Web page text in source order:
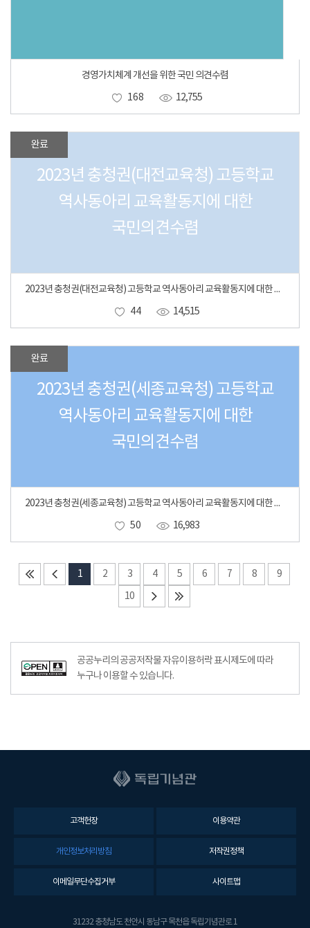
경영가치체계 개선을 위한 국민 의견수렴
168
12,755
완료
2023년 충청권(대전교육청) 고등학교
역사동아리 교육활동지에 대한
국민의견수렴
2023년 충청권(대전교육청) 고등학교 역사동아리 교육활동지에 대한 국민의견수렴
44
14,515
완료
2023년 충청권(세종교육청) 고등학교
역사동아리 교육활동지에 대한
국민의견수렴
2023년 충청권(세종교육청) 고등학교 역사동아리 교육활동지에 대한 국민의견수렴
50
16,983
1 2 3 4 5 6 7 8
9
10
공공누리의 공공저작물 자유이용허락 표시제도에 따라
누구나 이용할 수 있습니다.
고객헌장 이용약관
개인정보처리방침 저작권정책
이메일무단수집거부 사이트맵
31232 충청남도 천안시 동남구 목천읍 독립기념관로 1